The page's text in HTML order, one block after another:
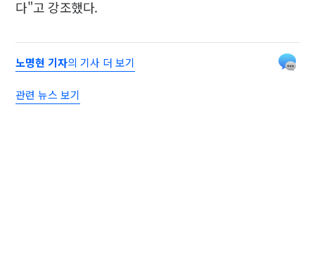
다"고 강조했다.
노명현 기자의 기사 더 보기
관련 뉴스 보기